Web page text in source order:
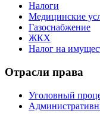
Налоги
Медицинские
Газоснабжение
ЖКХ
Налог на
Отрасли права
Уголовный